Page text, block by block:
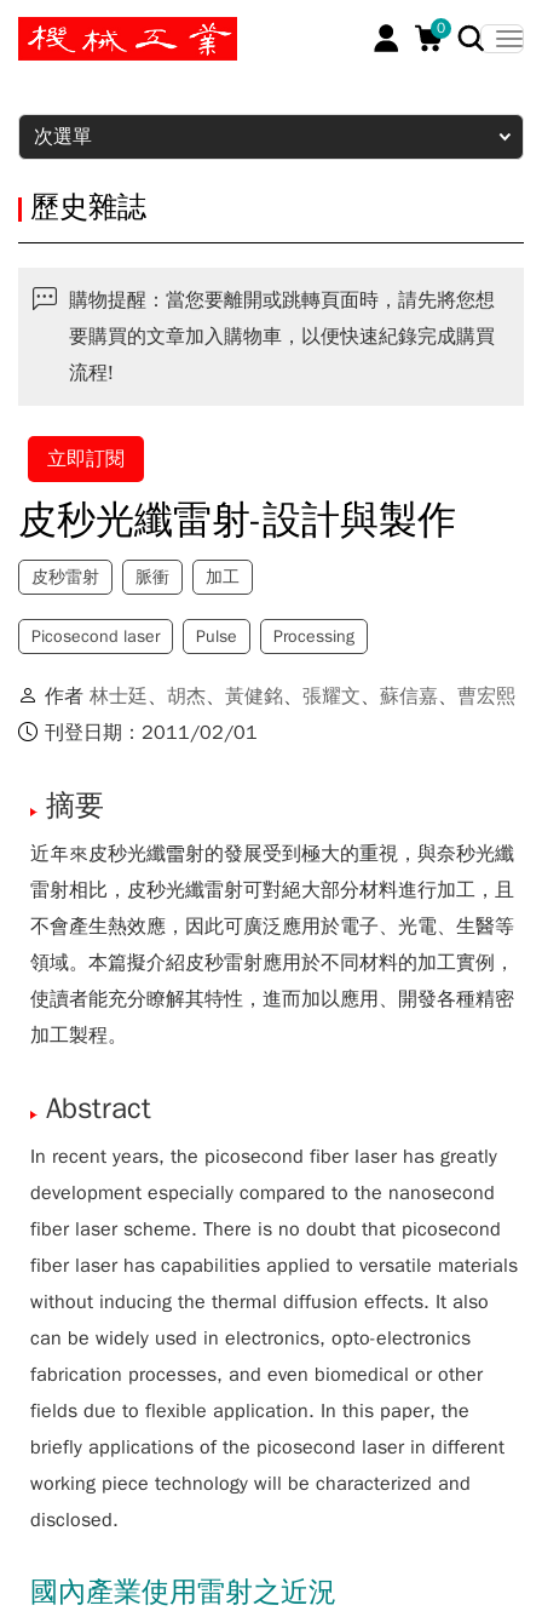
0
暫停
次選單
歷史雜誌
購物提醒：當您要離開或跳轉頁面時，請先將您想
要購買的文章加入購物車，以便快速紀錄完成購買
流程!
立即訂閱
皮秒光纖雷射-設計與製作
皮秒雷射 脈衝 加工
Picosecond laser Pulse Processing
作者 林士廷、 胡杰、 黃健銘、 張耀文、 蘇信嘉、 曹宏熙
刊登日期：2011/02/01
摘要
近年來皮秒光纖雷射的發展受到極大的重視，與奈秒光纖
雷射相比，皮秒光纖雷射可對絕大部分材料進行加工，且
不會產生熱效應，因此可廣泛應用於電子、光電、生醫等
領域。本篇擬介紹皮秒雷射應用於不同材料的加工實例，
使讀者能充分瞭解其特性，進而加以應用、開發各種精密
加工製程。
Abstract
In recent years, the picosecond fiber laser has greatly
development especially compared to the nanosecond
fiber laser scheme. There is no doubt that picosecond
fiber laser has capabilities applied to versatile materials
without inducing the thermal diffusion effects. It also
can be widely used in electronics, opto-electronics
fabrication processes, and even biomedical or other
fields due to flexible application. In this paper, the
briefly applications of the picosecond laser in different
working piece technology will be characterized and
disclosed.
國內產業使用雷射之近況